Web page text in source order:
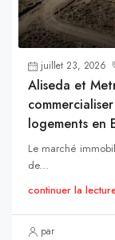
juillet 23, 2026
Aliseda et
logements en
Le marché
de...
continuer la
par